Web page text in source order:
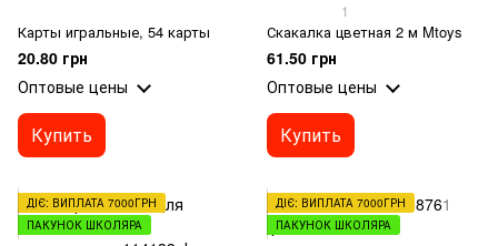
Карты игральные, 54 карты
20.80 грн
Оптовые цены
Купить
1
Скакалка цветная 2 м Mtoys
61.50 грн
Оптовые цены
Купить
ДІЄ: ВИПЛАТА 7000ГРН
ПАКУНОК ШКОЛЯРА
ДІЄ: ВИПЛАТА 7000ГРН
ПАКУНОК ШКОЛЯРА